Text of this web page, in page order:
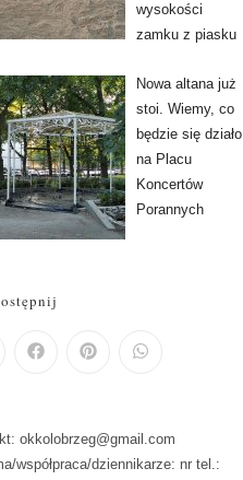
wysokości
zamku z piasku
Nowa altana już
stoi. Wiemy, co
będzie się działo
na Placu
Koncertów
Porannych
okkolobrzeg@gmail.com
współpraca/dziennikarze: nr tel.: